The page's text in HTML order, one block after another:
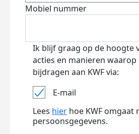
Mobiel nummer
Ik blijf graag op de hoogte
acties en manieren waarop
bijdragen aan KWF via:
E-mail
Lees hier hoe KWF omgaat
persoonsgegevens.